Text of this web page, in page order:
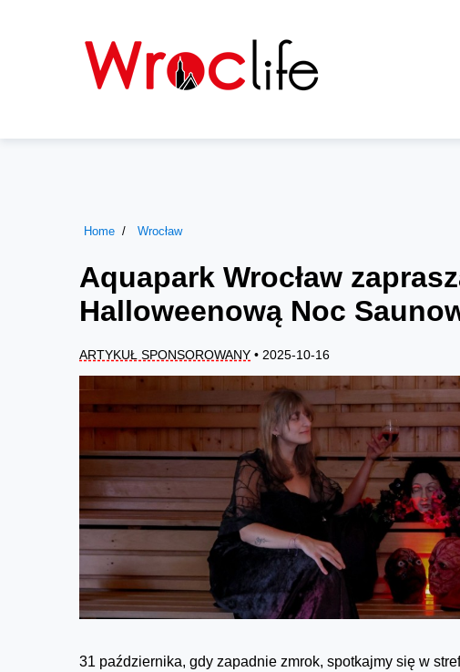
Home Wrocław
Aquapark Wrocław
Halloweenową Noc
ARTYKUŁ SPONSOROWANY • 2025-10-16
31 października, gdy zapadnie zmrok, spotkajmy się w